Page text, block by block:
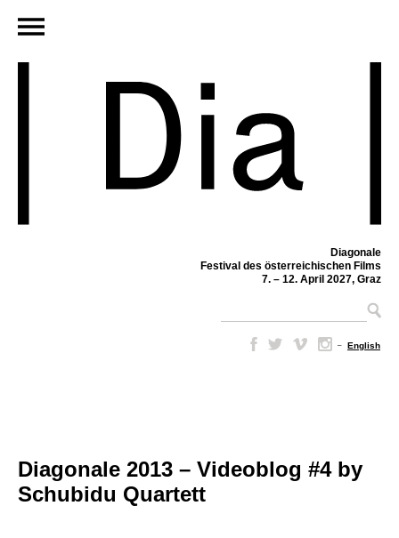
Diagonale
Festival des österreichischen Films
7. – 12. April 2027, Graz
– English
Diagonale 2013 – Videoblog #4 by
Schubidu Quartett